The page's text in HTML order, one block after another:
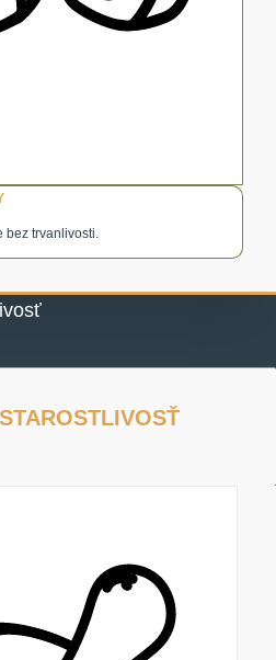
bez trvanlivosti.